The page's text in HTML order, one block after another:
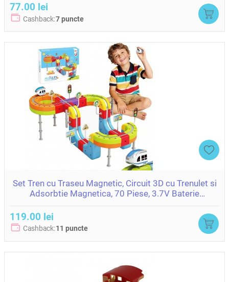
77.00 lei
Cashback:7 puncte
Set Tren cu Traseu Magnetic, Circuit 3D cu Trenulet si
Adsorbtie Magnetica, 70 Piese, 3.7V Baterie
119.00 lei
Cashback:11 puncte